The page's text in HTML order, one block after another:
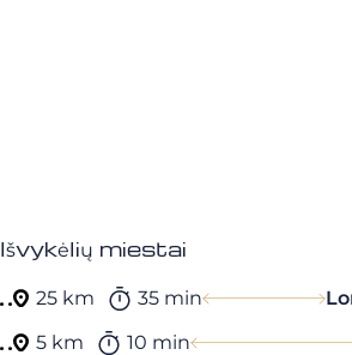
Išvykėlių miestai
25 km 35 min
5 km
10 min